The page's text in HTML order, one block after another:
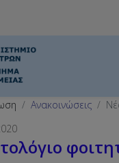
σας
Ανακοινώσεις